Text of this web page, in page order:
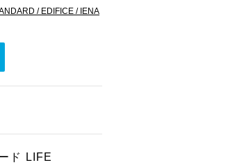
/ EDIFICE / IENA
ド LIFE